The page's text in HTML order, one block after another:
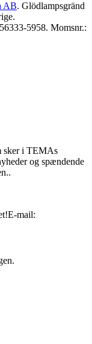
AB. Glödlampsgränd
5958. Momsnr.:
sker i TEMAs
og spændende
E-mail: